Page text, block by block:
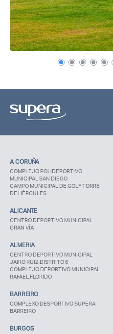
¿Ya eres socio pero no
estas registrado?
A CORUÑA
COMPLEJO POLIDEPORTIVO
MUNICIPAL SAN DIEGO
CAMPO MUNICIPAL DE GOLF TORRE
DE HÉRCULES
ALICANTE
CENTRO DEPORTIVO MUNICIPAL
GRAN VÍA
ALMERIA
CENTRO DEPORTIVO MUNICIPAL
JAIRO RUIZ-DISTRITO 6
COMPLEJO DEPORTIVO MUNICIPAL
RAFAEL FLORIDO
BARREIRO
COMPLEXO DESPORTIVO SUPERA
BARREIRO
BURGOS